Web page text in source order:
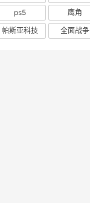
ps5
鹰角
帕斯亚科技
全面战争